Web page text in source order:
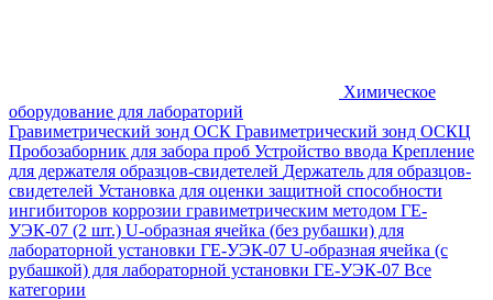
Химическое
оборудование для лабораторий
Гравиметрический зонд ОСК Гравиметрический зонд ОСКЦ
Пробозаборник для забора проб Устройство ввода Крепление
для держателя образцов-свидетелей Держатель для образцов-
свидетелей Установка для оценки защитной способности
ингибиторов коррозии гравиметрическим методом ГЕ-
УЭК-07 (2 шт.) U-образная ячейка (без рубашки) для
лабораторной установки ГЕ-УЭК-07 U-образная ячейка (с
рубашкой) для лабораторной установки ГЕ-УЭК-07 Все
категории